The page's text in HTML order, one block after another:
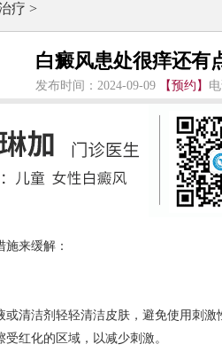
疗 >
白癜风患处很痒还有
发布时间：2024-09-09 【预约】
来缓解：
清洁剂轻轻清洁皮肤，避免使用刺激
红化的区域，以减少刺激。